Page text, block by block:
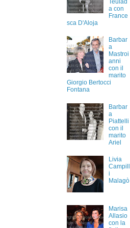
Teulad
a con
France
sca D'Aloja
Barbar
a
Mastroi
anni
con il
marito
Giorgio Bertocci
Fontana
Barbar
a
Piattelli
con il
marito
Ariel
Livia
Campill
i
Malagò
Marisa
Allasio
con la